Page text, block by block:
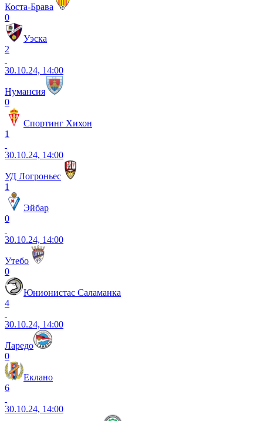
Коста-Брава
0
Уэска
2
30.10.24, 14:00
Нумансия
0
Спортинг Хихон
1
30.10.24, 14:00
УД Логроньес
1
Эйбар
0
30.10.24, 14:00
Утебо
0
Юнионистас Саламанка
4
30.10.24, 14:00
Ларедо
0
Еклано
6
30.10.24, 14:00